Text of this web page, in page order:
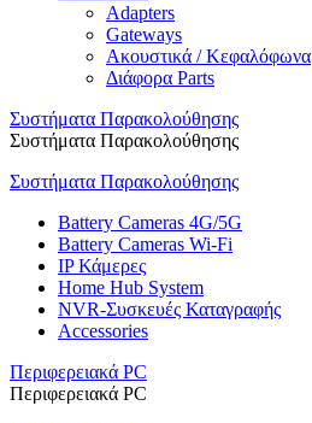
Adapters
Gateways
Ακουστικά / Κεφαλόφωνα
Διάφορα Parts
Συστήματα Παρακολούθησης
Συστήματα Παρακολούθησης
Συστήματα Παρακολούθησης
Battery Cameras 4G/5G
Battery Cameras Wi-Fi
IP Κάμερες
Home Hub System
NVR-Συσκευές Καταγραφής
Accessories
Περιφερειακά PC
Περιφερειακά PC